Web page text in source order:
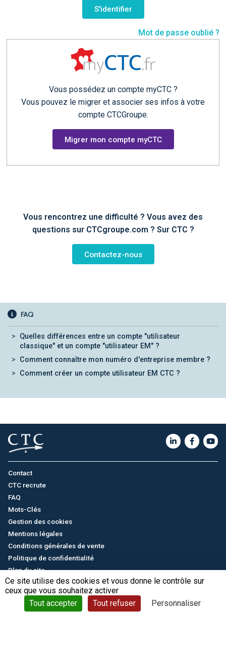
Ce site utilise des cookies et vous donne le contrôle sur
ceux que vous souhaitez activer
Tout accepter
Tout refuser Personnaliser
Mot de passe oublié ?
Vous possédez un compte myCTC ?
Vous pouvez le migrer et associer ses infos à votre
compte CTCGroupe.
Migrer mon compte myCTC
Vous rencontrez une difficulté ? Vous avez des
questions sur CTCgroupe.com ? Sur CTC ?
Contactez-nous
FAQ
Quelles différences entre un compte "utilisateur
classique" et un compte "utilisateur EM" ?
Comment connaître mon numéro d'entreprise membre ?
Comment créer un compte utilisateur EM CTC ?
Contact
CTC recrute
FAQ
Mots-Clés
Gestion des cookies
Mentions légales
Conditions générales de vente
Politique de confidentialité
Plan du site
© CTC - 2026
English/中文